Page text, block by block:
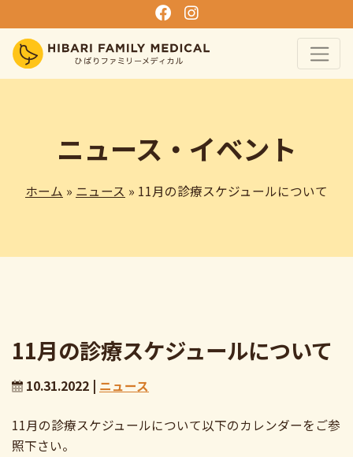
ニュース・イベント
ホーム » ニュース » 11月の診療スケジュールについて
11月の診療スケジュールについて
10.31.2022 | ニュース
11月の診療スケジュールについて以下のカレンダーをご参
照下さい。